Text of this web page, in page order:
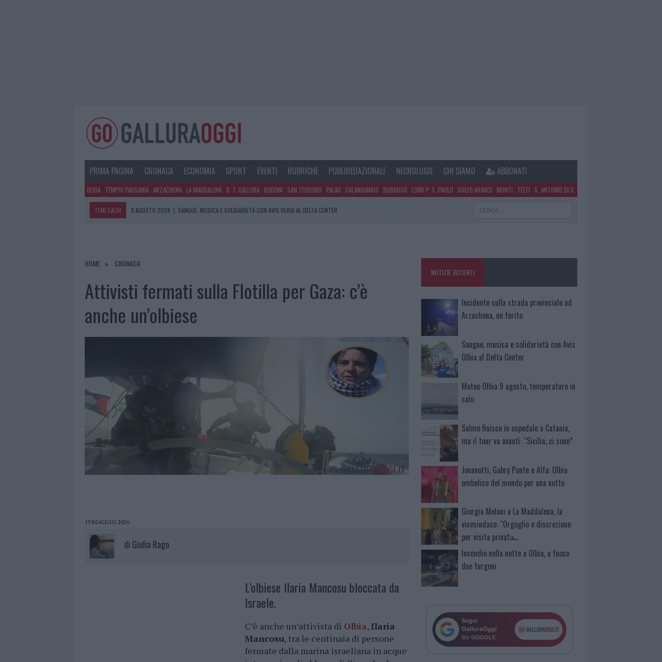
PRIMA PAGINA CRONACA ECONOMIA SPORT EVENTI RUBRICHE PUBLIREDAZIONALI NECROLOGIE CHI SIAMO ABBONATI
OLBIA TEMPIO PAUSANIA ARZACHENA LA MADDALENA S. T. GALLURA BUDONI SAN TEODORO PALAU CALANGIANUS BUDDUSÒ LOIRI P. S. PAOLO GOLFO ARANCI MONTI TELTI S. ANTONIO DI G.
TEMI CALDI 8 AGOSTO 2026 | SANGUE, MUSICA E SOLIDARIETÀ CON AVIS OLBIA AL DELTA CENTER
8 AGOSTO 2026
|
HOME CRONACA
Attivisti fermati sulla Flotilla per Gaza: c’è
anche un’olbiese
19 MAGGIO 2026
di Giulia Rago
L’olbiese Ilaria Mancosu bloccata da
Israele.
C’è anche un’attivista di Olbia, Ilaria
Mancosu, tra le centinaia di persone
fermate dalla marina israeliana in acque
NOTIZIE RECENTI
Incidente sulla strada provinciale ad
Arzachena, un ferito
Sangue, musica e solidarietà con Avis
Olbia al Delta Center
Meteo Olbia 9 agosto, temperature in
calo
Salmo finisce in ospedale a Catania,
ma il tour va avanti: “Sicilia, ci sono”
Jovanotti, Gabry Ponte e Alfa: Olbia
ombelico del mondo per una notte
Giorgia Meloni a La Maddalena, la
vicesindaco: “Orgoglio e discrezione
per visita privata̶…
Incendio nella notte a Olbia, a fuoco
due furgoni